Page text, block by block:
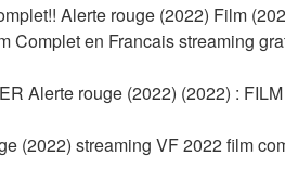
Alerte rouge (2022) Film
Complet en Francais streaming
Alerte rouge (2022) (2022) :
(2022) streaming VF 2022 film